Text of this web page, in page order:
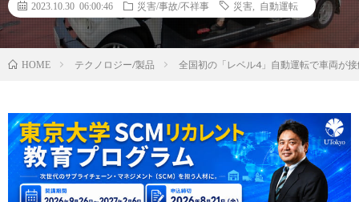
2023.10.30 06:00:46 災害/事故/不祥事 災害 自動運転
HOME テクノロジー/製品 全国初の「レベル4」自動運転で車両が